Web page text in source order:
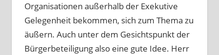
Organisationen außerhalb der Exekutive
Gelegenheit bekommen, sich zum Thema zu
äußern. Auch unter dem Gesichtspunkt der
Bürgerbeteiligung also eine gute Idee. Herr